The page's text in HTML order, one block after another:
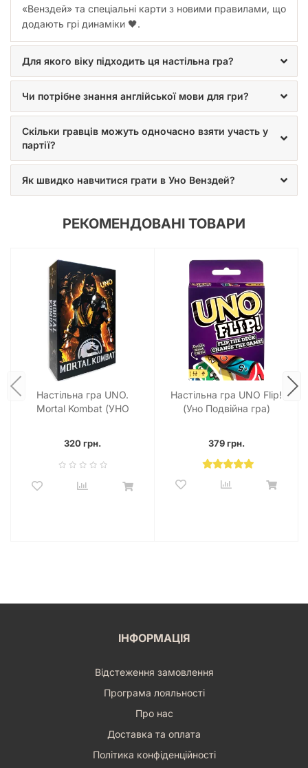
JOY також радить звернути увагу на серію ігор «Свинтус».
«Венздей» та спеціальні карти з новими правилами, що
додають грі динаміки 🖤.
Для якого віку підходить ця настільна гра?
Чи потрібне знання англійської мови для гри?
Скільки гравців можуть одночасно взяти участь у
партії?
Як швидко навчитися грати в Уно Венздей?
РЕКОМЕНДОВАНІ ТОВАРИ
Настільна гра UNO.
Mortal Kombat (УНО
320 грн.
Настільна гра UNO Flip!
(Уно Подвійна гра)
379 грн.
ІНФОРМАЦІЯ
Відстеження замовлення
Програма лояльності
Про нас
Доставка та оплата
Політика конфіденційності